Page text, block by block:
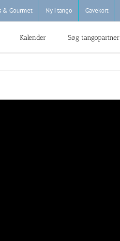
& Gourmet Ny i tango Gavekort
Kalender Søg tangopartner